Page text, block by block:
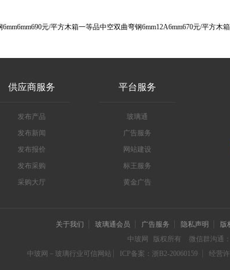
元/平方木箱一等品中空双曲弯钢6mm12A6mm670元/平方木
供应商服务
发布产品
发布新闻
发布报价
发布采购
采购大厅
平台服务
玻璃通
广告服务
网站建设
标王服务
黄金广告
关于我们 玻璃通会员 广告服务 隐私声明 版
中玻网
版权所有
微信群沟通
中玻网－玻璃行业可信网站
ICP备案：浙B2-20060159 经营